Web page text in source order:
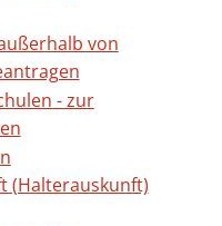
von
- zur
(Halterauskunft)